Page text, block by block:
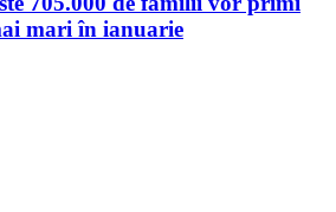
mari în ianuarie